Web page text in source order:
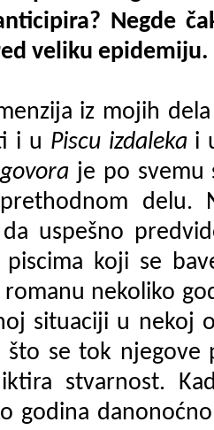
Negde
veliku epidemiju.
iz mojih
i u Piscu izdaleka i
je po svemu
delu.
uspešno
koji se
nekoliko
situaciji u nekoj
što se tok njegove
stvarnost.
godina